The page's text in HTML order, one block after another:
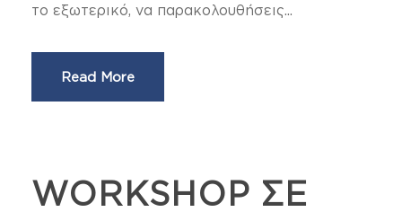
το εξωτερικό, να παρακολουθήσεις...
Read More
WORKSHOP ΣΕ